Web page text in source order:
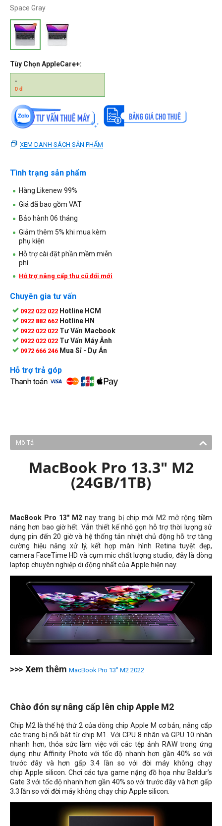
Space Gray
Tùy Chọn AppleCare+:
-
0 đ
XEM DANH SÁCH SẢN PHẨM
Tình trạng sản phẩm
Hàng Likenew 99%
Giá đã bao gồm VAT
Bảo hành 06 tháng
Giảm thêm 5% khi mua kèm
phụ kiện
Hỗ trợ cài đặt phần mềm miễn
phí
Hỗ trợ nâng cấp thu cũ đổi mới
Chuyên gia tư vấn
0922 022 022 Hotline HCM
0922 882 662 Hotline HN
0922 022 022 Tư Vấn Macbook
0922 022 022 Tư Vấn Máy Ảnh
0972 666 246 Mua Sỉ - Dự Án
Hỗ trợ trả góp
Mô Tả
MacBook Pro 13.3" M2
(24GB/1TB)
MacBook Pro 13" M2 nay trang bị chip mới M2 mở rộng tiềm
năng hơn bao giờ hết. Vẫn thiết kế nhỏ gọn hỗ trợ thời lượng sử
dụng pin đến 20 giờ và hệ thống tản nhiệt chủ động hỗ trợ tăng
cường hiệu năng xử lý, kết hợp màn hình Retina tuyệt đẹp,
camera FaceTime HD và cụm mic chất lượng studio, đây là dòng
laptop chuyên nghiệp di động nhất của Apple hiện nay.
>>> Xem thêm MacBook Pro 13" M2 2022
Chào đón sự nâng cấp lên chip Apple M2
Chip M2 là thế hệ thứ 2 của dòng chip Apple M cơ bản, nâng cấp
các trang bị nổi bật từ chip M1. Với CPU 8 nhân và GPU 10 nhân
nhanh hơn, thỏa sức làm việc với các tệp ảnh RAW trong ứng
dụng như Affinity Photo với tốc độ nhanh hơn gần 40% so với
trước đây và hơn gấp 3.4 lần so với đời máy không chạy
chip Apple silicon. Chơi các tựa game nặng đồ họa như Baldur’s
Gate 3 với tốc độ nhanh hơn gần 40% so với trước đây và hơn gấp
3.3 lần so với đời máy không chạy chip Apple silicon.